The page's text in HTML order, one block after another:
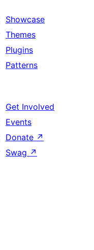
Showcase
Themes
Plugins
Patterns
Get Involved
Events
Donate ↗
Swag ↗